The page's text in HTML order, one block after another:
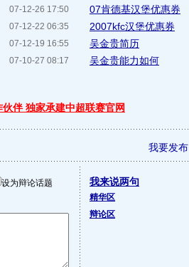
07-12-26 17:50
07-12-22 06:35
07-12-19 16:55
07-10-27 08:17
07肯德基汉堡优惠券
2007kfc汉堡优惠券
吴金贵简历
吴金贵能力如何
伴 独家承建中超联赛官网
我要发布
设为辩论话题 我来说两句
精华区
辩论区